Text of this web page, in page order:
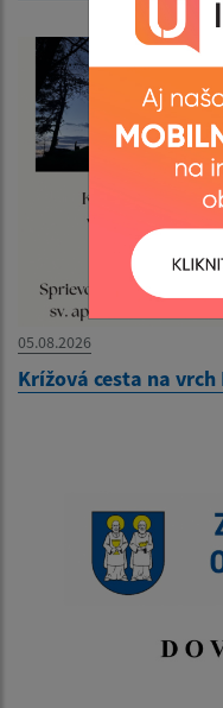
05.08.2026
Krížová cesta na vrch